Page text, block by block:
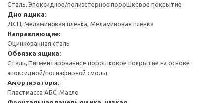
Сталь, Эпоксидное/полиэстерное порошковое покрытие
Дно ящика:
ДСП, Меламиновая пленка, Меламиновая пленка
Направляющие:
Оцинкованная сталь
Обвязка ящика:
Сталь, Пигментированное порошковое покрытие на основе
эпоксидной/полиэфирной смолы
Амортизаторы:
Пластмасса АБС, Масло